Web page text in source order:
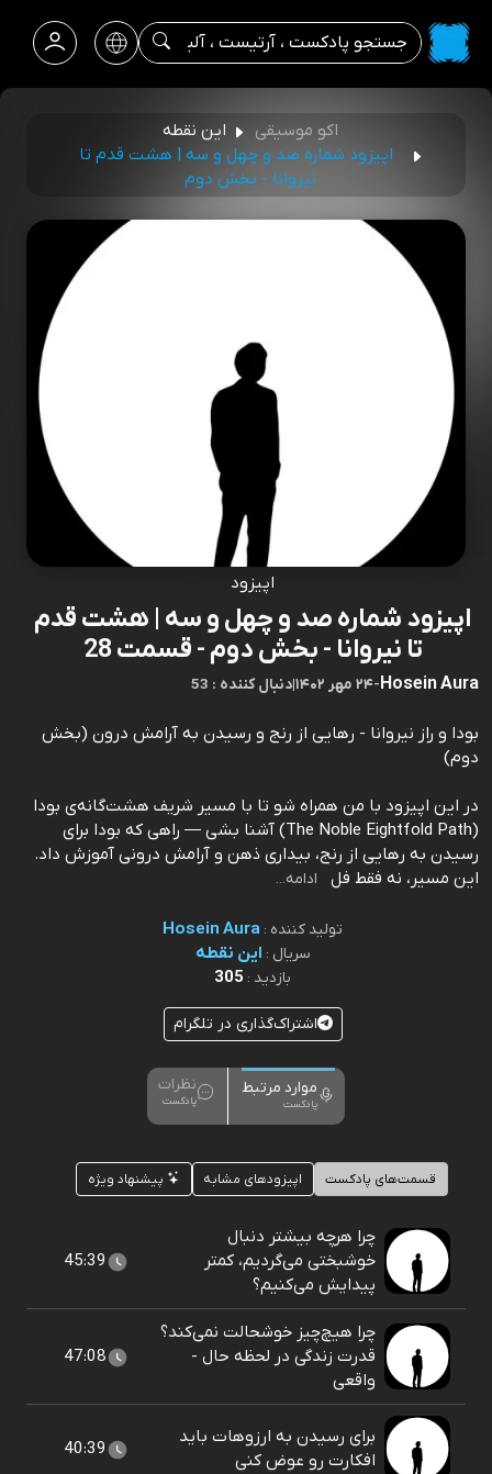
اکو موسیقی
این نقطه
اپیزود شماره صد و چهل و سه | هشت قدم تا
نیروانا - بخش دوم
اپیزود
اپیزود شماره صد و چهل و سه | هشت قدم
تا نیروانا - بخش دوم - قسمت 28
Hosein Aura
-۲۴ مهر ۱۴۰۲ |53 : دنبال کننده
بودا و راز نیروانا - رهایی از رنج و رسیدن به آرامش درون (بخش
دوم)
در این اپیزود با من همراه شو تا با مسیر شریف هشت‌گانه‌ی بودا
(The Noble Eightfold Path) آشنا بشی — راهی که بودا برای
رسیدن به رهایی از رنج، بیداری ذهن و آرامش درونی آموزش داد.
این مسیر، نه فقط فل
ادامه...
تولید کننده : Hosein Aura
سریال : این نقطه
بازدید : 305
اشتراک‌گذاری در تلگرام
موارد مرتبط
پادکست
نظرات
پادکست
قسمت‌های پادکست اپیزودهای مشابه پیشنهاد ویژه
چرا هرچه بیشتر دنبال
خوشبختی می‌گردیم، کمتر
پیدایش می‌کنیم؟
45:39
چرا هیچ‌چیز خوشحالت نمی‌کند؟
قدرت زندگی در لحظه حال -
واقعی
47:08
برای رسیدن به ارزوهات باید
افکارت رو عوض کنی
40:39